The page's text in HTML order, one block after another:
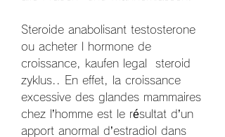
Steroide anabolisant testosterone
ou acheter l hormone de
croissance, kaufen legal  steroid
zyklus.. En effet, la croissance
excessive des glandes mammaires
chez l’homme est le résultat d’un
apport anormal d’estradiol dans